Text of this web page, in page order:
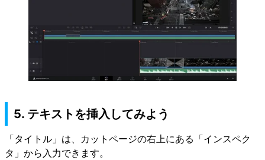
5. テキストを挿入してみよう
「タイトル」は、カットページの右上にある「インスペク
タ」から入力できます。